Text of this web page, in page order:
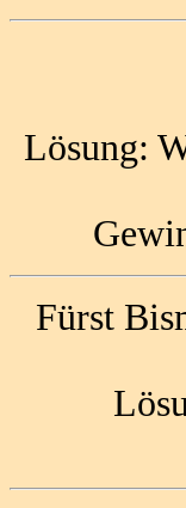
Lösung:
Fürst